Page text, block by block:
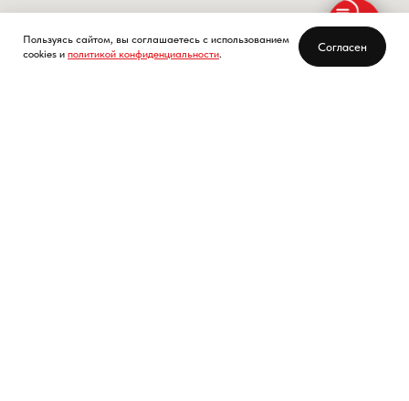
Пользуясь сайтом, вы соглашаетесь с использованием
cookies и политикой конфиденциальности.
Согласен